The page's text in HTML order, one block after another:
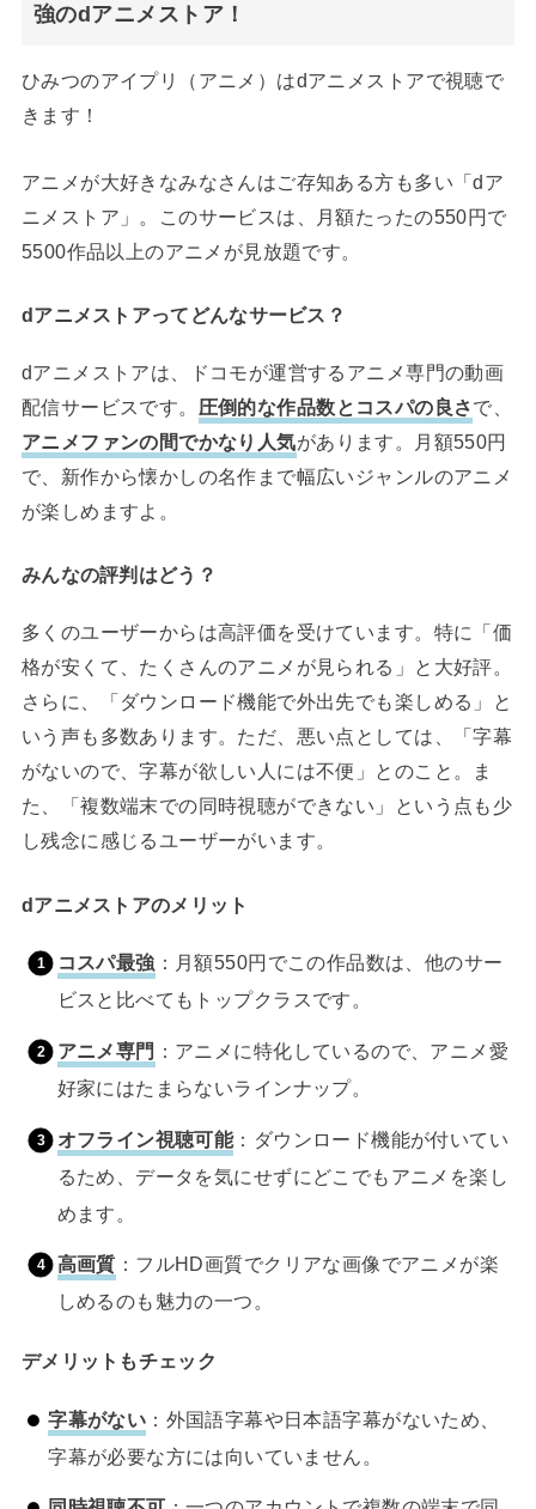
強のdアニメストア！
ひみつのアイプリ（アニメ）はdアニメストアで視聴で
きます！
アニメが大好きなみなさんはご存知ある方も多い「dア
ニメストア」。このサービスは、月額たったの550円で
5500作品以上のアニメが見放題です。
dアニメストアってどんなサービス？
dアニメストアは、ドコモが運営するアニメ専門の動画
配信サービスです。 圧倒的な作品数とコスパの良さで、
アニメファンの間でかなり人気があります。月額550円
で、新作から懐かしの名作まで幅広いジャンルのアニメ
が楽しめますよ。
みんなの評判はどう？
多くのユーザーからは高評価を受けています。特に「価
格が安くて、たくさんのアニメが見られる」と大好評。
さらに、「ダウンロード機能で外出先でも楽しめる」と
いう声も多数あります。ただ、悪い点としては、「字幕
がないので、字幕が欲しい人には不便」とのこと。ま
た、「複数端末での同時視聴ができない」という点も少
し残念に感じるユーザーがいます。
dアニメストアのメリット
コスパ最強 ：月額550円でこの作品数は、他のサー
ビスと比べてもトップクラスです。
アニメ専門 ：アニメに特化しているので、アニメ愛
好家にはたまらないラインナップ。
オフライン視聴可能：ダウンロード機能が付いてい
るため、データを気にせずにどこでもアニメを楽し
めます。
高画質 ：フルHD画質でクリアな画像でアニメが楽
しめるのも魅力の一つ。
デメリットもチェック
字幕がない ：外国語字幕や日本語字幕がないため、
字幕が必要な方には向いていません。